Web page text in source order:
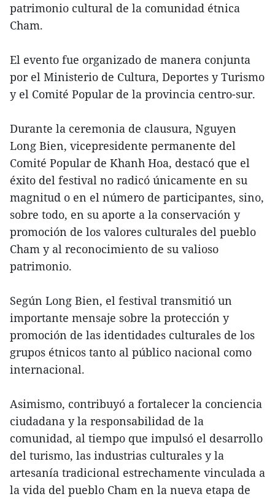
patrimonio cultural de la comunidad étnica
Cham.
El evento fue organizado de manera conjunta
por el Ministerio de Cultura, Deportes y Turismo
y el Comité Popular de la provincia centro-sur.
Durante la ceremonia de clausura, Nguyen
Long Bien, vicepresidente permanente del
Comité Popular de Khanh Hoa, destacó que el
éxito del festival no radicó únicamente en su
magnitud o en el número de participantes, sino,
sobre todo, en su aporte a la conservación y
promoción de los valores culturales del pueblo
Cham y al reconocimiento de su valioso
patrimonio.
Según Long Bien, el festival transmitió un
importante mensaje sobre la protección y
promoción de las identidades culturales de los
grupos étnicos tanto al público nacional como
internacional.
Asimismo, contribuyó a fortalecer la conciencia
ciudadana y la responsabilidad de la
comunidad, al tiempo que impulsó el desarrollo
del turismo, las industrias culturales y la
artesanía tradicional estrechamente vinculada a
la vida del pueblo Cham en la nueva etapa de